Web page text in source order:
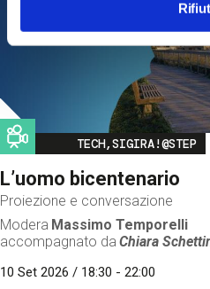
Image
TECH,SIGIRA!@STEP
L’uomo bicentenario
Proiezione e conversazione
Modera Massimo Temporelli
accompagnato da Chiara
10 Set 2026 / 18:30 - 22:00